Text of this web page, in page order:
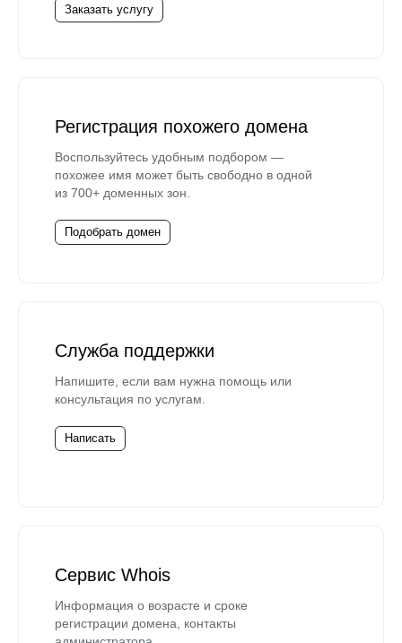
Заказать услугу
Регистрация похожего домена
Воспользуйтесь удобным подбором —
похожее имя может быть свободно в одной
из 700+ доменных зон.
Подобрать домен
Служба поддержки
Напишите, если вам нужна помощь или
консультация по услугам.
Написать
Сервис Whois
Информация о возрасте и сроке
регистрации домена, контакты